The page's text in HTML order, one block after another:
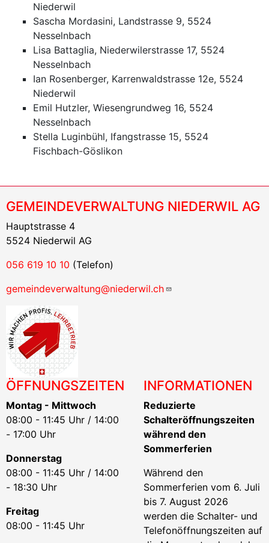
Niederwil
Sascha Mordasini, Landstrasse 9, 5524
Nesselnbach
Lisa Battaglia, Niederwilerstrasse 17, 5524
Nesselnbach
Ian Rosenberger, Karrenwaldstrasse 12e, 5524
Niederwil
Emil Hutzler, Wiesengrundweg 16, 5524
Nesselnbach
Stella Luginbühl, Ifangstrasse 15, 5524
Fischbach-Göslikon
GEMEINDEVERWALTUNG NIEDERWIL AG
Hauptstrasse 4
5524 Niederwil AG
056 619 10 10 (Telefon)
gemeindeverwaltung@niederwil.ch
ÖFFNUNGSZEITEN
Montag - Mittwoch
08:00 - 11:45 Uhr / 14:00
- 17:00 Uhr
Donnerstag
08:00 - 11:45 Uhr / 14:00
- 18:30 Uhr
Freitag
08:00 - 11:45 Uhr
INFORMATIONEN
Reduzierte
Schalteröffnungszeiten
während den
Sommerferien
Während den
Sommerferien vom 6. Juli
bis 7. August 2026
werden die Schalter- und
Telefonöffnungszeiten auf